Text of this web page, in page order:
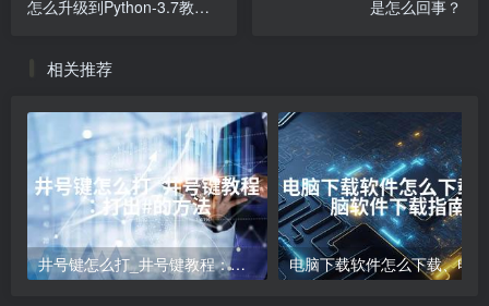
怎么升级到Python-3.7教程
是怎么回事？
相关推荐
井号键怎么打_井号键教程：打出#的方法